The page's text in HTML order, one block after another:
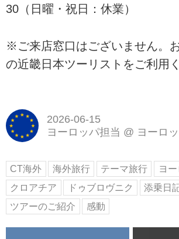
30（日曜・祝日：休業）
※ご来店窓口はございません。
の近畿日本ツーリストをご利用
2026-06-15
ヨーロッパ担当 @ ヨーロ
CT海外 海外旅行 テーマ旅行
ヨ
クロアチア
ドゥブロヴニク 添乗日
ツアーのご紹介
感動